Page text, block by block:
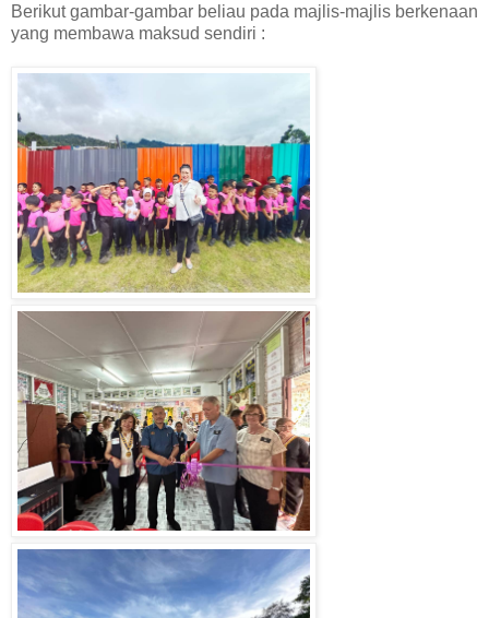
Berikut gambar-gambar beliau pada majlis-majlis berkenaan
yang membawa maksud sendiri :